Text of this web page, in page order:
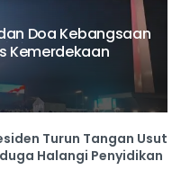
Doa Kebangsaan
Kemerdekaan
Turun Tangan Usut
Halangi Penyidikan